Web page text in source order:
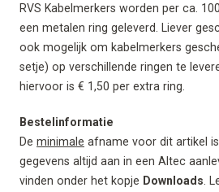
RVS Kabelmerkers worden per ca.
een metalen ring geleverd. Liever
ook mogelijk om kabelmerkers
setje) op verschillende ringen te
hiervoor is € 1,50 per extra ring.
Bestelinformatie
De minimale afname voor dit artikel
gegevens altijd aan in een Altec
vinden onder het kopje Downloads .